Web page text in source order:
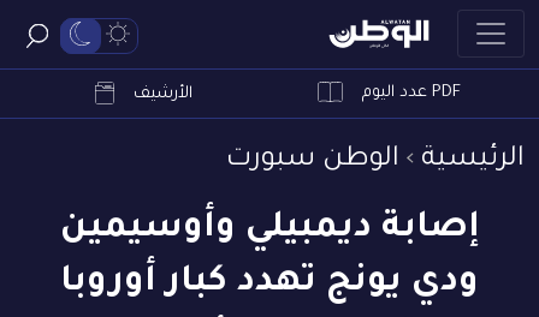
PDF عدد اليوم الأرشيف
الرئيسية الوطن سبورت
إصابة ديمبيلي وأوسيمين
ودي يونج تهدد كبار أوروبا